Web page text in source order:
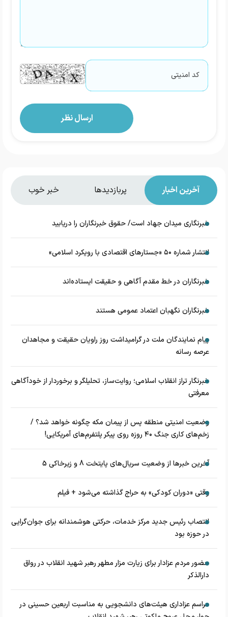
آخرین اخبار پربازدیدها خبر خوب
خبرنگاری میدان جهاد است/ حقوق خبرنگاران را دریابید
انتشار شماره ۵۰ «جستارهای اقتصادی با رویکرد اسلامی»
خبرنگاران در خط مقدم آگاهی و حقیقت ایستاده‌اند
خبرنگاران نگهبان اعتماد عمومی هستند
پیام نمایندگان ملت در گرامیداشت روز راویان حقیقت و مجاهدان
عرصه رسانه
خبرنگار تراز انقلاب اسلامی؛ روایت‌ساز، تحلیلگر و برخوردار از خودآگاهی
معرفتی
وضعیت امنیتی منطقه پس از پیمان مکه چگونه خواهد شد؟ /
زخم‌های کاری جنگ ۴۰ روزه روی پیکر پلتفرم‌های آمریکایی!
آخرین خبرها از وضعیت سریال‌های پایتخت 8 و زیرخاکی 5
وقتی «دوران کودکی» به حراج گذاشته می‌شود + فیلم
انتصاب رئیس جدید مرکز خدمات، حرکتی هوشمندانه برای جوان‌گرایی
در حوزه بود
حضور مردم عزادار برای زیارت مزار مطهر رهبر شهید انقلاب در رواق
دارالذکر
مراسم عزاداری هیئت‌های دانشجویی به مناسبت اربعین حسینی در